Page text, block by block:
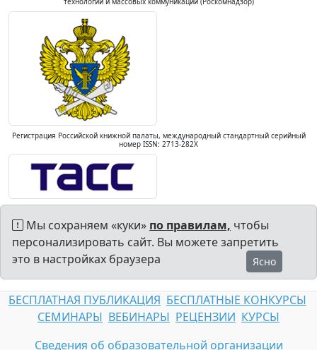
Регистрация Российской книжной палаты, международный стандартный серийный
номер ISSN: 2713-282X
Мы сохраняем «куки» по правилам, чтобы
персонализировать сайт. Вы можете запретить
это в настройках браузера
Ясно
БЕСПЛАТНАЯ ПУБЛИКАЦИЯ БЕСПЛАТНЫЕ КОНКУРСЫ
СЕМИНАРЫ ВЕБИНАРЫ РЕЦЕНЗИИ КУРСЫ
Сведения об образовательной организации